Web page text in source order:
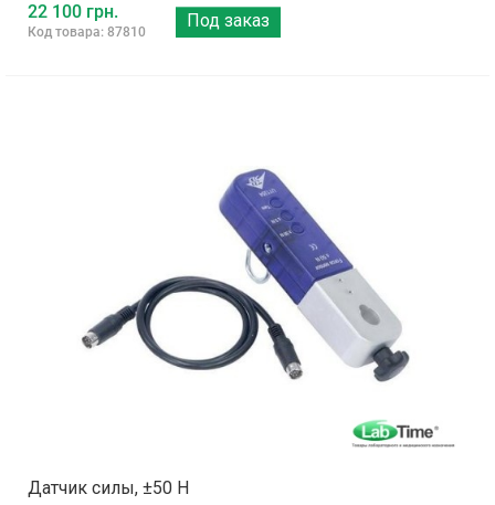
22 100 грн.
Код товара: 87810
Под заказ
Датчик силы, ±50 Н